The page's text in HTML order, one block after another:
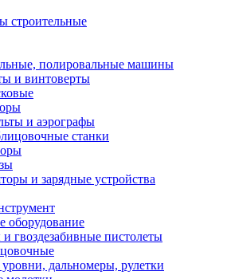
строительные
полировальные машины
и винтоверты
и аэрографы
станки
и зарядные устройства
оборудование
гвоздезабивные пистолеты
дальномеры, рулетки